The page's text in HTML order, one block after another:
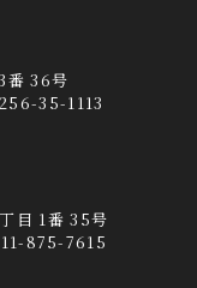
番 36号
35-1113
目 1番 35号
875-7615